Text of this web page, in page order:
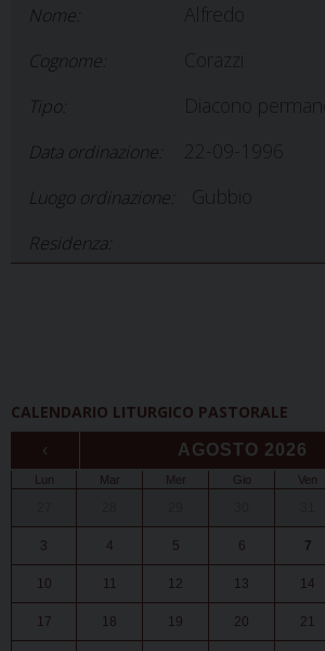
Nome: Alfredo
Cognome: Corazzi
Tipo: Diacono
Data ordinazione: 22-09-1996
Luogo ordinazione:
Residenza:
CALENDARIO LITURGICO PASTORALE
‹ AGOSTO 2026
Lun Mar Mer Gio Ven
3 4 5 6 7
10 11 12 13 14
17 18 19 20 21